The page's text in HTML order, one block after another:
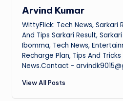
Arvind Kumar
WittyFlick: Tech News, Sarkari
And Tips Sarkari Result,
Ibomma, Tech News,
Recharge Plan, Tips And
News.Contact -
View All Posts